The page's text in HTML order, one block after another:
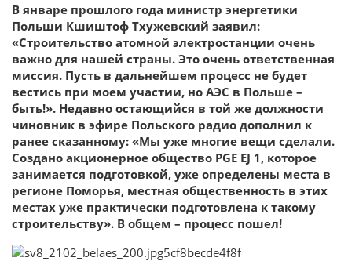
В январе прошлого года министр энергетики
Польши Кшиштоф Тхужевский заявил:
«Строительство атомной электростанции очень
важно для нашей страны. Это очень ответственная
миссия. Пусть в дальнейшем процесс не будет
вестись при моем участии, но АЭС в Польше –
быть!». Недавно остающийся в той же должности
чиновник в эфире Польского радио дополнил к
ранее сказанному: «Мы уже многие вещи сделали.
Создано акционерное общество PGE EJ 1, которое
занимается подготовкой, уже определены места в
регионе Поморья, местная общественность в этих
местах уже практически подготовлена к такому
строительству». В общем – процесс пошел!